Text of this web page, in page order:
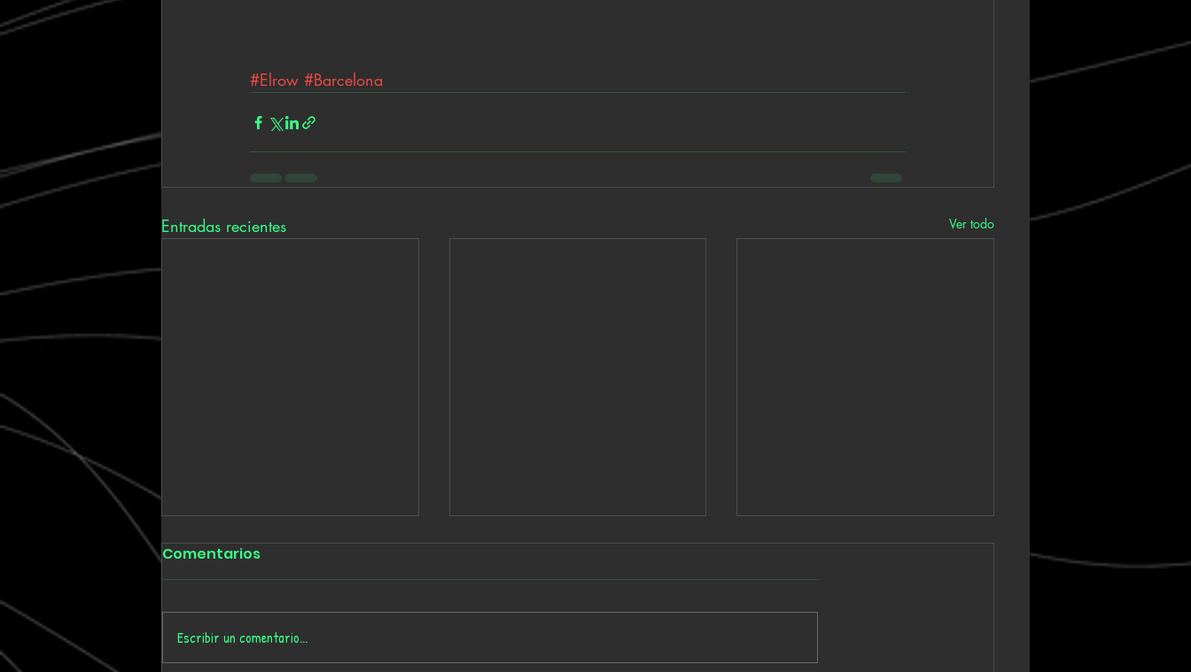
#Elrow #Barcelona
Entradas recientes Ver todo
Comentarios
Escribir un comentario...